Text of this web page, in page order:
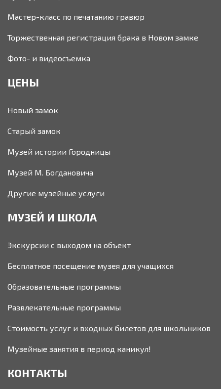
Мастер-класс по печатанию гравюр
Торжественная регистрация брака в Новом замке
Фото- и видеосъемка
ЦЕНЫ
Новый замок
Старый замок
Музей истории Городницы
Музей М. Богдановича
Другие музейные услуги
МУЗЕЙ И ШКОЛА
Экскурсии с выходом на объект
Бесплатное посещение музея для учащихся
Образовательные программы
Развлекательные программы
Стоимость услуг и входных билетов для школьников
Музейные занятия в период каникул!
КОНТАКТЫ